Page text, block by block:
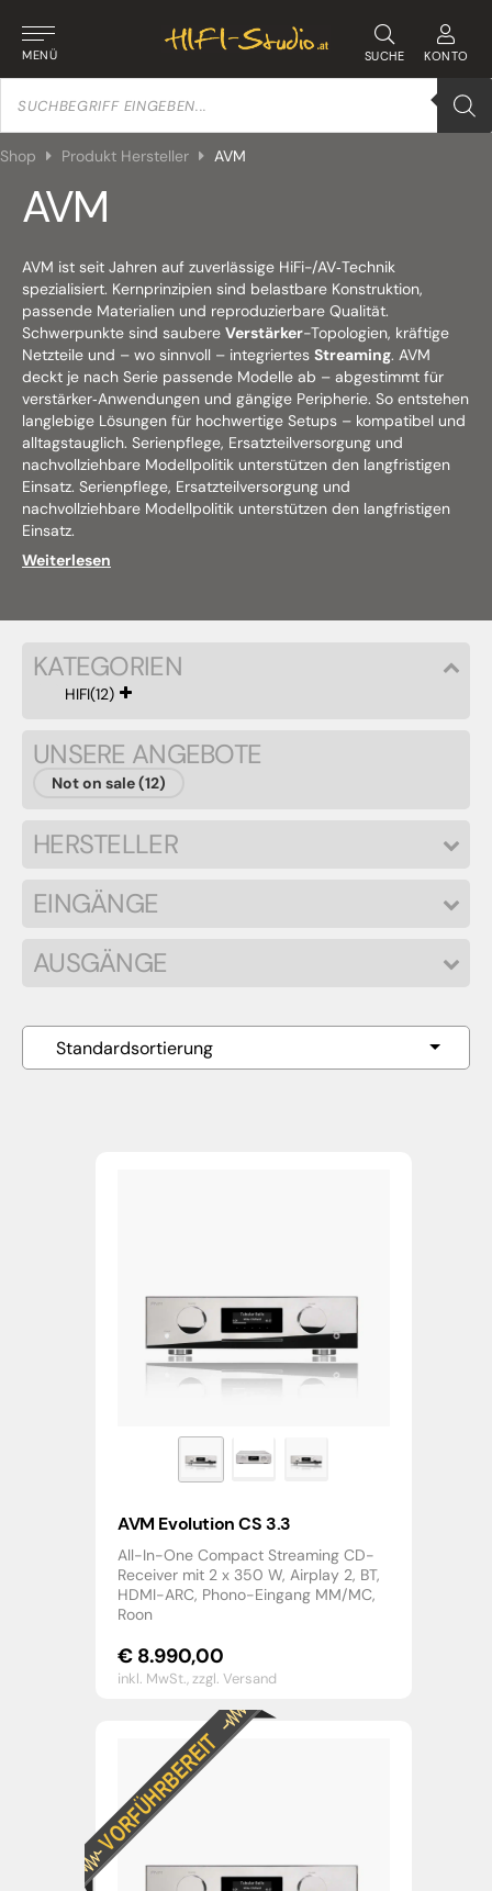
MENÜ SUCHE KONTO
Products
search
Shop Produkt Hersteller AVM
AVM
AVM ist seit Jahren auf zuverlässige HiFi-/AV‑Technik
spezialisiert. Kernprinzipien sind belastbare Konstruktion,
passende Materialien und reproduzierbare Qualität.
Schwerpunkte sind saubere Verstärker-Topologien, kräftige
Netzteile und – wo sinnvoll – integriertes Streaming. AVM
deckt je nach Serie passende Modelle ab – abgestimmt für
verstärker‑Anwendungen und gängige Peripherie. So entstehen
langlebige Lösungen für hochwertige Setups – kompatibel und
alltagstauglich. Serienpflege, Ersatzteilversorgung und
nachvollziehbare Modellpolitik unterstützen den langfristigen
Einsatz. Serienpflege, Ersatzteilversorgung und
nachvollziehbare Modellpolitik unterstützen den langfristigen
Einsatz.
Weiterlesen
KATEGORIEN
HIFI(12)
UNSERE ANGEBOTE
Not on sale (12)
HERSTELLER
EINGÄNGE
AUSGÄNGE
AVM Evolution CS 3.3
All-In-One Compact Streaming CD-
Receiver mit 2 x 350 W, Airplay 2, BT,
HDMI-ARC, Phono-Eingang MM/MC,
Roon
€ 8.990,00
inkl. MwSt.,zzgl. Versand